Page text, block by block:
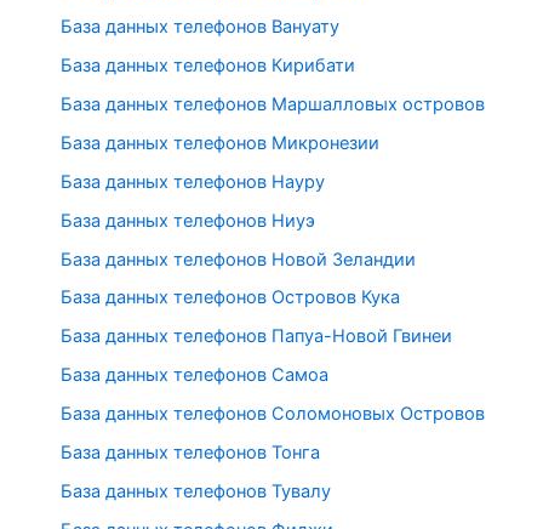
База данных телефонов Вануату
База данных телефонов Кирибати
База данных телефонов Маршалловых островов
База данных телефонов Микронезии
База данных телефонов Науру
База данных телефонов Ниуэ
База данных телефонов Новой Зеландии
База данных телефонов Островов Кука
База данных телефонов Папуа-Новой Гвинеи
База данных телефонов Самоа
База данных телефонов Соломоновых Островов
База данных телефонов Тонга
База данных телефонов Тувалу